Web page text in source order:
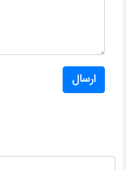
ارسال